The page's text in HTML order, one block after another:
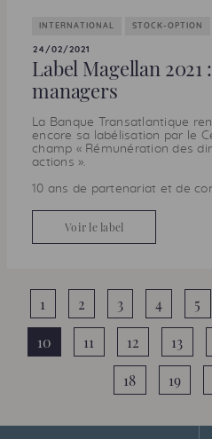
INTERNATIONAL STOCK-OPTION
24/02/2021
Label Magellan
managers
La Banque Transatlantique
encore sa labélisation par le
champ « Rémunération des
actions ».
10 ans de partenariat et de
Voir le label
1 2 3 4 5
10 11 12 13
18 19